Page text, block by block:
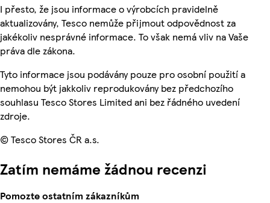
I přesto, že jsou informace o výrobcích pravidelně
aktualizovány, Tesco nemůže přijmout odpovědnost za
jakékoliv nesprávné informace. To však nemá vliv na Vaše
práva dle zákona.
Tyto informace jsou podávány pouze pro osobní použití a
nemohou být jakkoliv reprodukovány bez předchozího
souhlasu Tesco Stores Limited ani bez řádného uvedení
zdroje.
© Tesco Stores ČR a.s.
Zatím nemáme žádnou recenzi
Pomozte ostatním zákazníkům